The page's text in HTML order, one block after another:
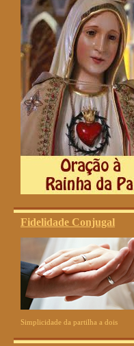
Fidelidade Conjugal
Simplicidade da partilha a dois